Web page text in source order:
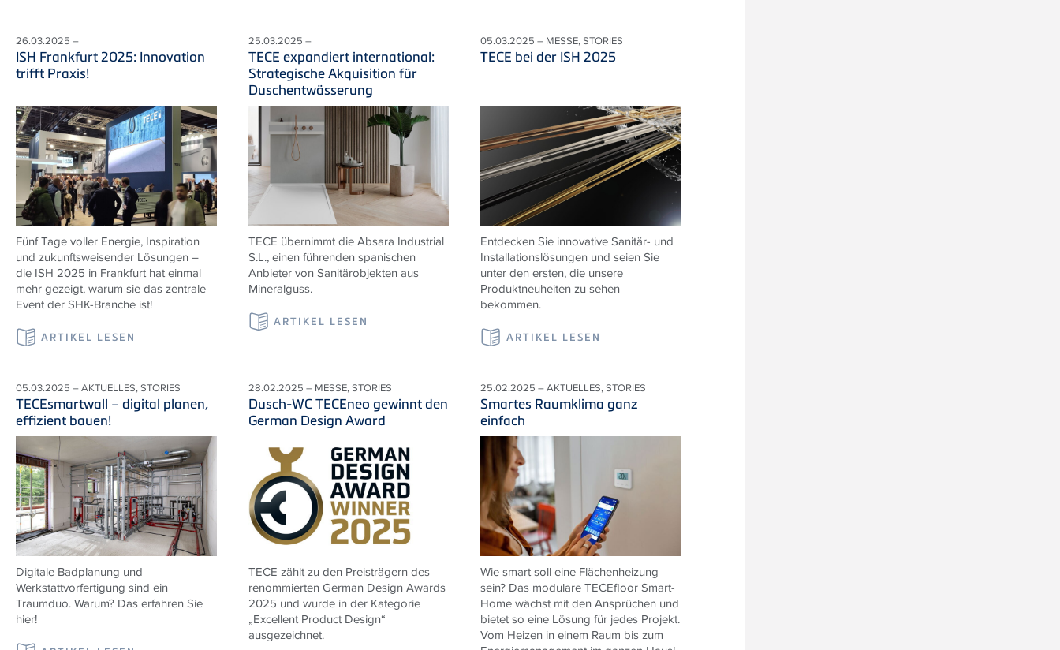
26.03.2025 –
ISH Frankfurt 2025: Innovation
trifft Praxis!
Fünf Tage voller Energie, Inspiration
und zukunftsweisender Lösungen –
die ISH 2025 in Frankfurt hat einmal
mehr gezeigt, warum sie das zentrale
Event der SHK-Branche ist!
ARTIKEL LESEN
25.03.2025 –
TECE expandiert international:
Strategische Akquisition für
Duschentwässerung
TECE übernimmt dieAbsara Industrial
S.L., einen führenden spanischen
Anbieter von Sanitärobjekten aus
Mineralguss.
ARTIKEL LESEN
05.03.2025 – MESSE, STORIES
TECE bei der ISH 2025
Entdecken Sie innovative Sanitär- und
Installationslösungen und seien Sie
unter den ersten, die unsere
Produktneuheiten zu sehen
bekommen.
ARTIKEL LESEN
05.03.2025 – AKTUELLES, STORIES
TECEsmartwall – digital planen,
effizient bauen!
Digitale Badplanung und
Werkstattvorfertigung sind ein
Traumduo. Warum? Das erfahren Sie
hier!
28.02.2025 – MESSE, STORIES
Dusch-WC TECEneo gewinnt den
German Design Award
TECE zählt zu den Preisträgern des
renommierten German Design Awards
2025 und wurde in der Kategorie
„Excellent Product Design“
ausgezeichnet.
25.02.2025 – AKTUELLES, STORIES
Smartes Raumklima ganz
einfach
Wie smart soll eine Flächenheizung
sein? Das modulare TECEfloor Smart-
Home wächst mit den Ansprüchen und
bietet so eine Lösung für jedes Projekt.
Vom Heizen in einem Raum bis zum